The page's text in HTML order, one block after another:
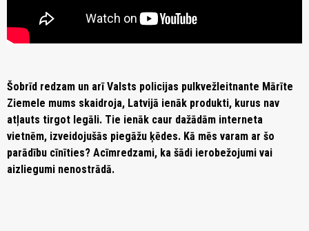
Šobrīd redzam un arī Valsts policijas pulkvežleitnante Mārīte
Ziemele mums skaidroja, Latvijā ienāk produkti, kurus nav
atļauts tirgot legāli. Tie ienāk caur dažādām interneta
vietnēm, izveidojušās piegāžu ķēdes. Kā mēs varam ar šo
parādību cīnīties? Acīmredzami, ka šādi ierobežojumi vai
aizliegumi nenostrādā.